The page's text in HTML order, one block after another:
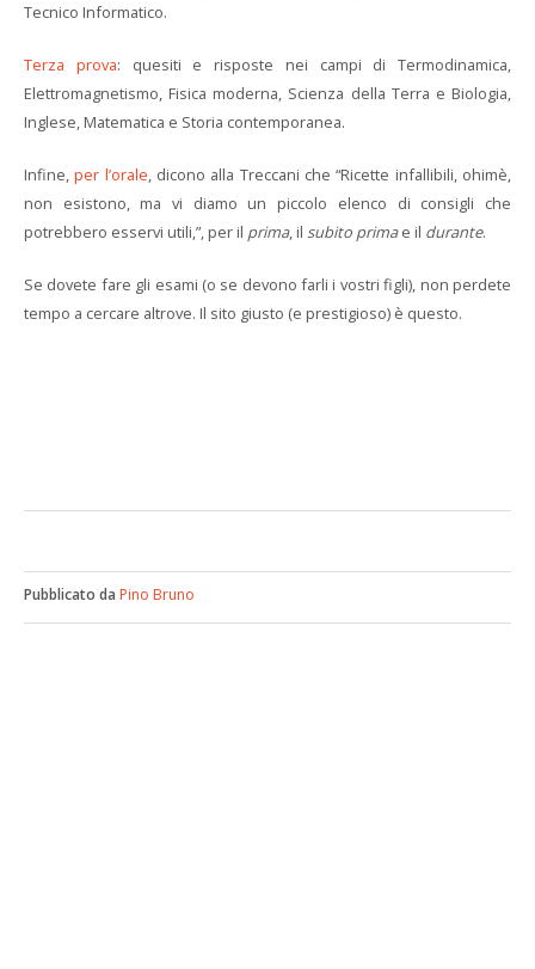
Tecnico Informatico.
Terza prova: quesiti e risposte nei campi di Termodinamica,
Elettromagnetismo, Fisica moderna, Scienza della Terra e Biologia,
Inglese, Matematica e Storia contemporanea.
Infine,per l’orale, dicono alla Treccani che “Ricette infallibili, ohimè,
non esistono, ma vi diamo un piccolo elenco di consigli che
potrebbero esservi utili,”, per il prima, il subito primae il durante.
Se dovete fare gli esami (o se devono farli i vostri figli), non perdete
tempo a cercare altrove. Il sito giusto (e prestigioso) è questo.
Pubblicato da Pino Bruno